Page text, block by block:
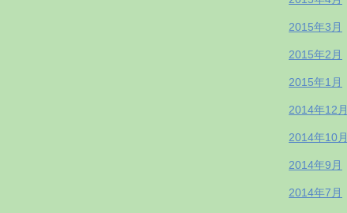
2015年3月
2015年2月
2015年1月
2014年12月
2014年10月
2014年9月
2014年7月